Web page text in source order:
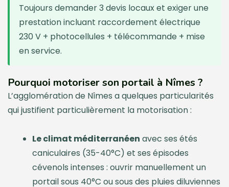
Toujours demander 3 devis locaux et exiger une
prestation incluant raccordement électrique
230 V + photocellules + télécommande + mise
en service.
Pourquoi motoriser son portail à Nîmes ?
L’agglomération de Nîmes a quelques particularités
qui justifient particulièrement la motorisation :
Le climat méditerranéen avec ses étés
caniculaires (35-40°C) et ses épisodes
cévenols intenses : ouvrir manuellement un
portail sous 40°C ou sous des pluies diluviennes